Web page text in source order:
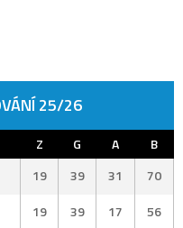
25/26
Z G A
B
19 39 31
70
19 39 17
56